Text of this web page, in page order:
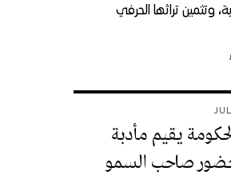
وتثمين تراثها الحرفي
يقيم مأدبة
صاحب السمو